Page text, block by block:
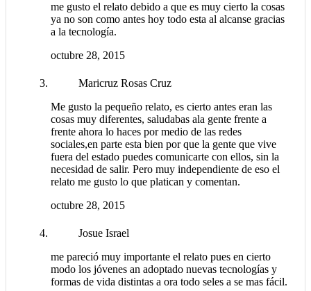
me gusto el relato debido a que es muy cierto la cosas
ya no son como antes hoy todo esta al alcanse gracias
a la tecnología.
octubre 28, 2015
Maricruz Rosas Cruz
Me gusto la pequeño relato, es cierto antes eran las
cosas muy diferentes, saludabas ala gente frente a
frente ahora lo haces por medio de las redes
sociales,en parte esta bien por que la gente que vive
fuera del estado puedes comunicarte con ellos, sin la
necesidad de salir. Pero muy independiente de eso el
relato me gusto lo que platican y comentan.
octubre 28, 2015
Josue Israel
me pareció muy importante el relato pues en cierto
modo los jóvenes an adoptado nuevas tecnologías y
formas de vida distintas a ora todo seles a se mas fácil.